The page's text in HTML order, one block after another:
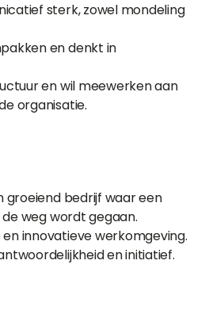
sterk, zowel mondeling
en denkt in
en wil meewerken aan
organisatie.
groeiend bedrijf waar een
weg wordt gegaan.
innovatieve werkomgeving.
en initiatief.